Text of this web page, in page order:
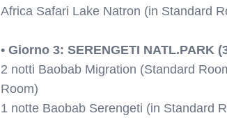
Africa Safari Lake Natron (in Standard
• Giorno 3: SERENGETI NATL.PARK
2 notti Baobab Migration (Standard
Room)
1 notte Baobab Serengeti (in Standard